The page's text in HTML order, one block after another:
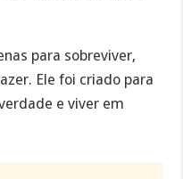
para sobreviver,
Ele foi criado para
e viver em